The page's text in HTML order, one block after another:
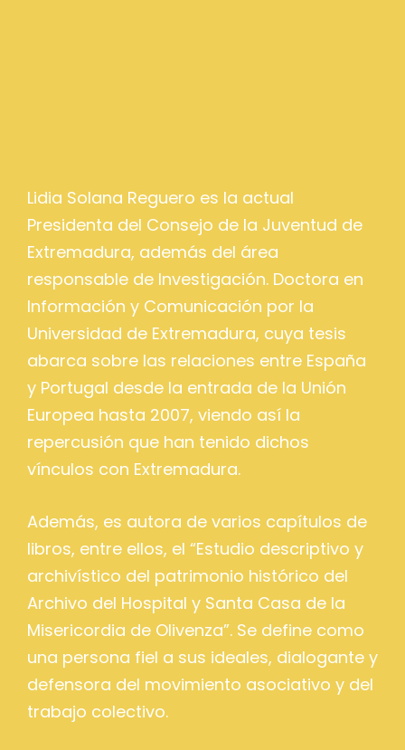
Lidia Solana Reguero es la actual
Presidenta del Consejo de la Juventud de
Extremadura, además del área
responsable de Investigación. Doctora en
Información y Comunicación por la
Universidad de Extremadura, cuya tesis
abarca sobre las relaciones entre España
y Portugal desde la entrada de la Unión
Europea hasta 2007, viendo así la
repercusión que han tenido dichos
vínculos con Extremadura.
Además, es autora de varios capítulos de
libros, entre ellos, el “Estudio descriptivo y
archivístico del patrimonio histórico del
Archivo del Hospital y Santa Casa de la
Misericordia de Olivenza”. Se define como
una persona fiel a sus ideales, dialogante y
defensora del movimiento asociativo y del
trabajo colectivo.